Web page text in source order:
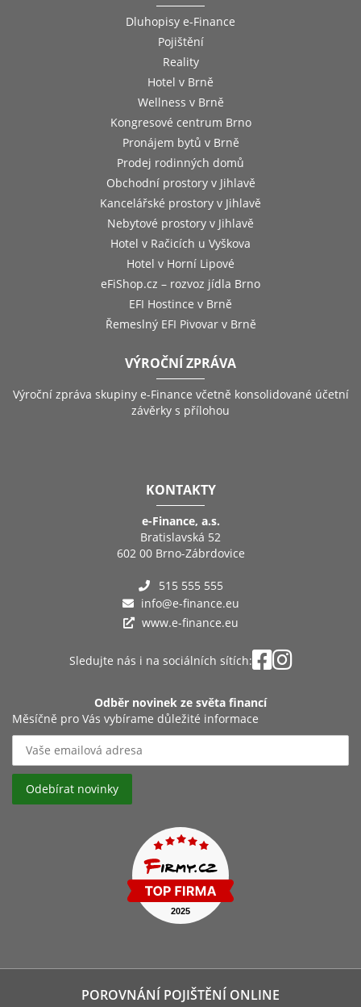
Dluhopisy e-Finance
Pojištění
Reality
Hotel v Brně
Wellness v Brně
Kongresové centrum Brno
Pronájem bytů v Brně
Prodej rodinných domů
Obchodní prostory v Jihlavě
Kancelářské prostory v Jihlavě
Nebytové prostory v Jihlavě
Hotel v Račicích u Vyškova
Hotel v Horní Lipové
eFiShop.cz – rozvoz jídla Brno
EFI Hostince v Brně
Řemeslný EFI Pivovar v Brně
VÝROČNÍ ZPRÁVA
Výroční zpráva skupiny e-Finance včetně konsolidované účetní
závěrky s přílohou
KONTAKTY
e-Finance, a.s.
Bratislavská 52
602 00 Brno-Zábrdovice
515 555 555
info@e-finance.eu
www.e-finance.eu
Sledujte nás i na sociálních sítích:
Odběr novinek ze světa financí
Měsíčně pro Vás vybírame důležité informace
POROVNÁNÍ POJIŠTĚNÍ ONLINE